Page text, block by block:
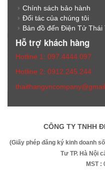
Chính sách bảo hành
Đối tác của chúng tôi
Bản đồ đến Điện Tử Thái
Hỗ trợ khách hàng
Hotline 1: 097.4444.097
Hotline 2: 0912.245.244
CÔNG TY TNHH
(Giấy phép đăng ký kinh doanh
Tư TP. Hà Nội
MST :